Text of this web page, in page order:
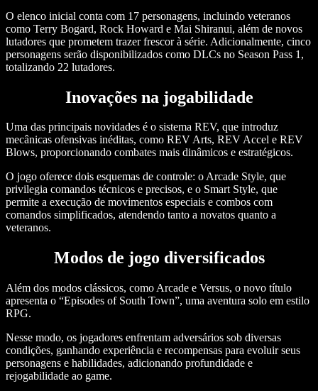
O elenco inicial conta com 17 personagens, incluindo veteranos
como Terry Bogard, Rock Howard e Mai Shiranui, além de novos
lutadores que prometem trazer frescor à série. Adicionalmente, cinco
personagens serão disponibilizados como DLCs no Season Pass 1,
totalizando 22 lutadores.
Inovações na jogabilidade
Uma das principais novidades é o sistema REV, que introduz
mecânicas ofensivas inéditas, como REV Arts, REV Accel e REV
Blows, proporcionando combates mais dinâmicos e estratégicos.
O jogo oferece dois esquemas de controle: o Arcade Style, que
privilegia comandos técnicos e precisos, e o Smart Style, que
permite a execução de movimentos especiais e combos com
comandos simplificados, atendendo tanto a novatos quanto a
veteranos.
Modos de jogo diversificados
Além dos modos clássicos, como Arcade e Versus, o novo título
apresenta o “Episodes of South Town”, uma aventura solo em estilo
RPG.
Nesse modo, os jogadores enfrentam adversários sob diversas
condições, ganhando experiência e recompensas para evoluir seus
personagens e habilidades, adicionando profundidade e
rejogabilidade ao game.